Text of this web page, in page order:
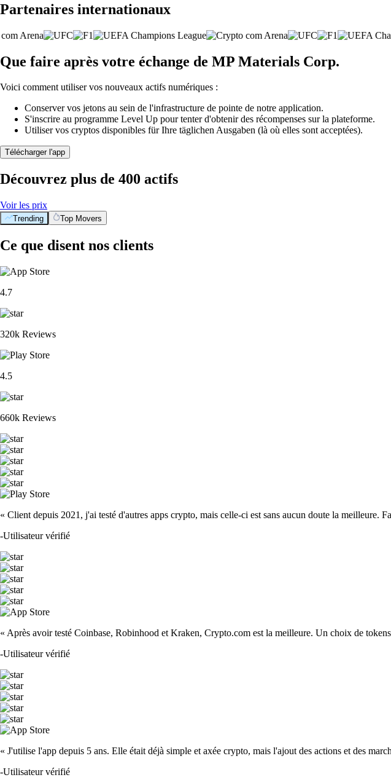
Partenaires internationaux
Que faire après votre échange de MP Materials Corp.
Voici comment utiliser vos nouveaux actifs numériques :
Conserver vos jetons au sein de l'infrastructure de pointe de notre application.
S'inscrire au programme Level Up pour tenter d'obtenir des récompenses sur la plateforme.
Utiliser vos cryptos disponibles für Ihre täglichen Ausgaben (là où elles sont acceptées).
Télécharger l'app
Découvrez plus de 400 actifs
Voir les prix
Trending Top Movers
Ce que disent nos clients
4.7
320k Reviews
4.5
660k Reviews
« Client depuis 2021, j'ai testé d'autres apps crypto, mais celle-ci est sans aucun doute la meilleure.
-Utilisateur vérifié
« Après avoir testé Coinbase, Robinhood et Kraken, Crypto.com est la meilleure. Un choix de
-Utilisateur vérifié
« J'utilise l'app depuis 5 ans. Elle était déjà simple et axée crypto, mais l'ajout des actions et des
-Utilisateur vérifié